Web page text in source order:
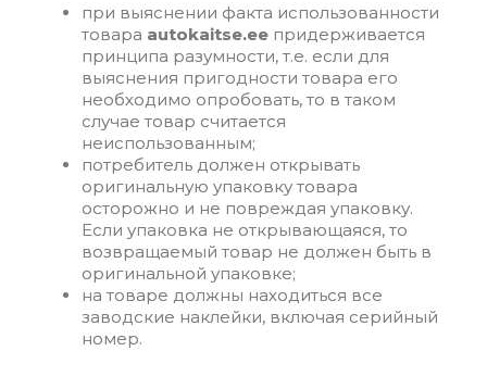
при выяснении факта использованности
товара autokaitse.ee придерживается
принципа разумности, т.е. если для
выяснения пригодности товара его
необходимо опробовать, то в таком
случае товар считается
неиспользованным;
потребитель должен открывать
оригинальную упаковку товара
осторожно и не повреждая упаковку.
Если упаковка не открывающаяся, то
возвращаемый товар не должен быть в
оригинальной упаковке;
на товаре должны находиться все
заводские наклейки, включая серийный
номер.